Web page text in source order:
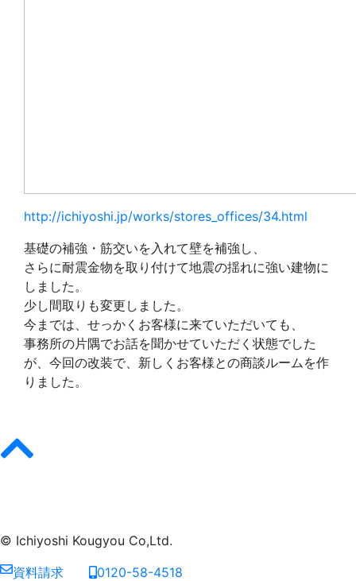
http://ichiyoshi.jp/works/stores_offices/34.html
基礎の補強・筋交いを入れて壁を補強し、
さらに耐震金物を取り付けて地震の揺れに強い建物に
しました。
少し間取りも変更しました。
今までは、せっかくお客様に来ていただいても、
事務所の片隅でお話を聞かせていただく状態でした
が、今回の改装で、新しくお客様との商談ルームを作
りました。
© Ichiyoshi Kougyou Co,Ltd.
資料請求
0120-58-4518